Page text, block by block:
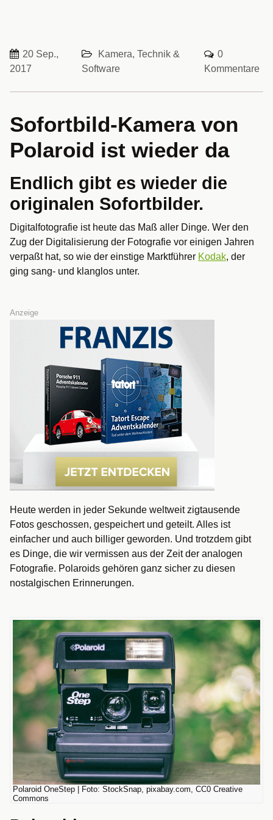
20 Sep.,
2017
Kamera, Technik &
Software
0
Kommentare
Sofortbild-Kamera von
Polaroid ist wieder da
Endlich gibt es wieder die
originalen Sofortbilder.
Digitalfotografie ist heute das Maß aller Dinge. Wer den
Zug der Digitalisierung der Fotografie vor einigen Jahren
verpaßt hat, so wie der einstige Marktführer Kodak, der
ging sang- und klanglos unter.
Anzeige
Heute werden in jeder Sekunde weltweit zigtausende
Fotos geschossen, gespeichert und geteilt. Alles ist
einfacher und auch billiger geworden. Und trotzdem gibt
es Dinge, die wir vermissen aus der Zeit der analogen
Fotografie. Polaroids gehören ganz sicher zu diesen
nostalgischen Erinnerungen.
Polaroid OneStep | Foto: StockSnap, pixabay.com, CC0 Creative
Commons